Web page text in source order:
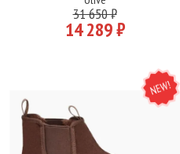
31 650 ₽
14 289 ₽
NEW